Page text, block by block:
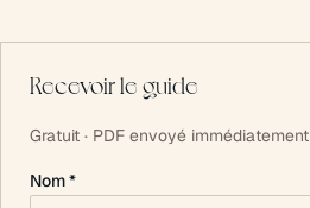
Recevoir le guide
Gratuit · PDF envoyé immédiatement
Nom *